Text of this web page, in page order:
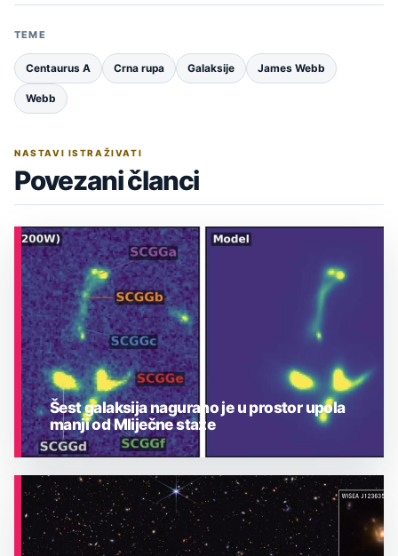
TEME
Centaurus A Crna rupa Galaksije James Webb
Webb
NASTAVI ISTRAŽIVATI
Povezani članci
ASTRONOMIJA
Šest galaksija nagurano je u prostor upola
manji od Mliječne staze